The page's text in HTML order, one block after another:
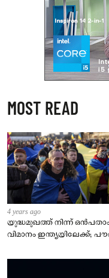
MOST READ
4 years ago
യുദ്ധമുഖത്ത് നിന്ന്
വിമാനം ഇന്ത്യയിലേക്ക്;
– കേന്ദ്രം